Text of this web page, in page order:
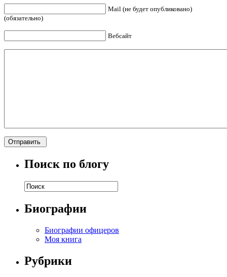
Mail (не будет опубликовано)
(обязательно)
Вебсайт
Поиск по блогу
Биографии
Биографии офицеров
Моя книга
Рубрики